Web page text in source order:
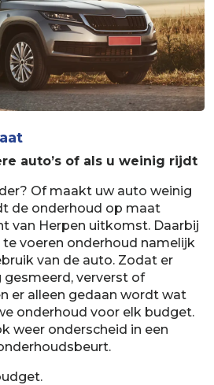
auto’s of als u weinig rijdt
Of maakt uw auto weinig
de onderhoud op maat
van Herpen uitkomst. Daarbij
voeren onderhoud namelijk
van de auto. Zodat er
ververst of
er alleen gedaan wordt wat
onderhoud voor elk budget.
weer onderscheid in een